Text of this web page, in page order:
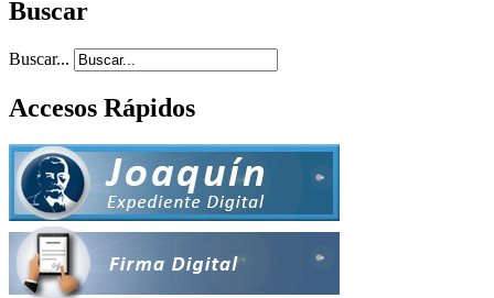
Buscar
Buscar...
Accesos Rápidos